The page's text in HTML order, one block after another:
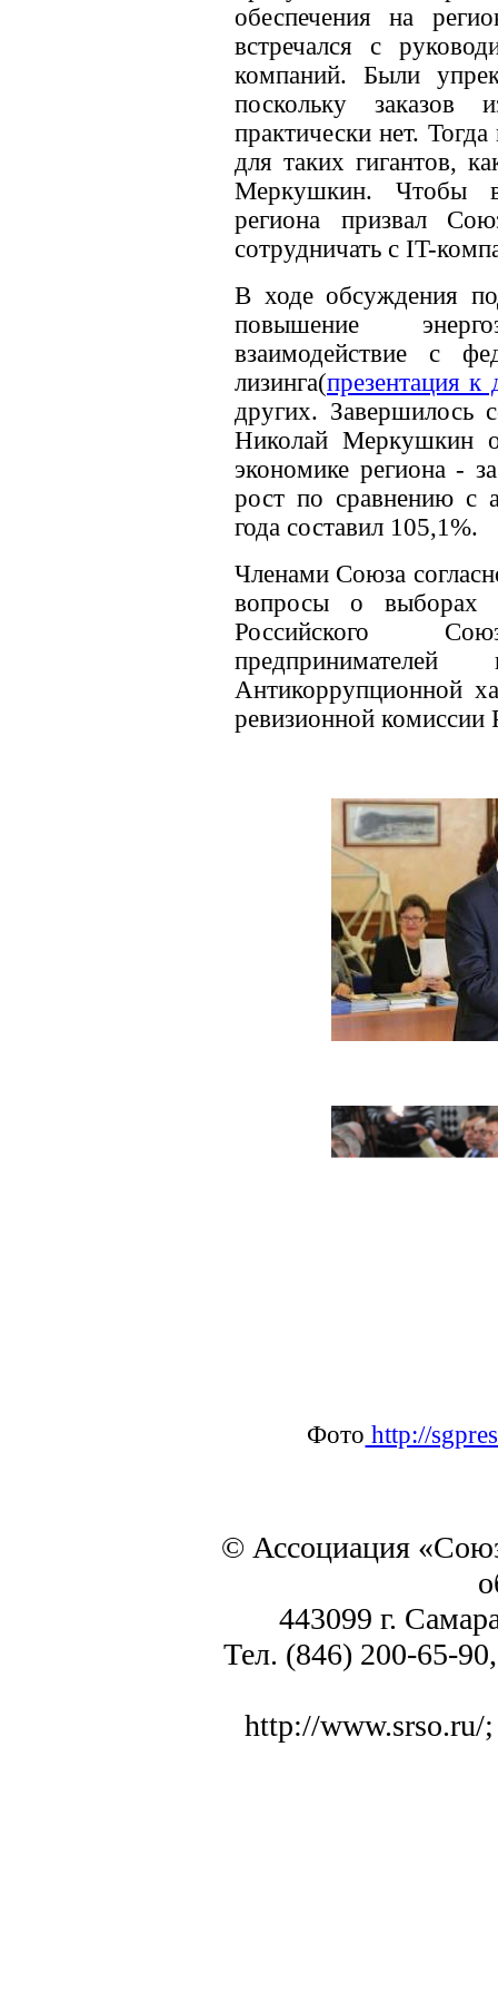
обеспечения на
встречался с
компаний. Были
поскольку
практически нет.
для таких гигантов,
Меркушкин. Чтобы
региона призвал
сотрудничать с IT-
В ходе обсуждения
повышение
взаимодействие с
лизинга(презентация к
других. Завершилось
Николай Меркушкин
экономике региона -
рост по сравнению с
года составил 105,1%.
Членами Союза
вопросы о выборах
Российского
Антикоррупционной
ревизионной
Фото http://
© Ассоциация
443099 г.
Тел. (846) 200-65-
http://www.srso.ru/